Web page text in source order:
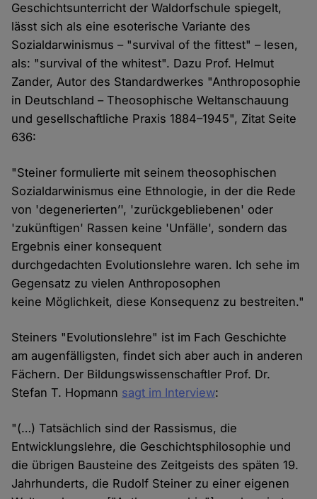
Geschichtsunterricht der Waldorfschule spiegelt,
lässt sich als eine esoterische Variante des
Sozialdarwinismus – "survival of the fittest" – lesen,
als: "survival of the whitest". Dazu Prof. Helmut
Zander, Autor des Standardwerkes "Anthroposophie
in Deutschland – Theosophische Weltanschauung
und gesellschaftliche Praxis 1884–1945", Zitat Seite
636:
"Steiner formulierte mit seinem theosophischen
Sozialdarwinismus eine Ethnologie, in der die Rede
von 'degenerierten’', 'zurückgebliebenen' oder
'zukünftigen' Rassen keine 'Unfälle', sondern das
Ergebnis einer konsequent
durchgedachten Evolutionslehre waren. Ich sehe im
Gegensatz zu vielen Anthroposophen
keine Möglichkeit, diese Konsequenz zu bestreiten."
Steiners "Evolutionslehre" ist im Fach Geschichte
am augenfälligsten, findet sich aber auch in anderen
Fächern. Der Bildungswissenschaftler Prof. Dr.
Stefan T. Hopmann sagt im Interview:
"(…) Tatsächlich sind der Rassismus, die
Entwicklungslehre, die Geschichtsphilosophie und
die übrigen Bausteine des Zeitgeists des späten 19.
Jahrhunderts, die Rudolf Steiner zu einer eigenen